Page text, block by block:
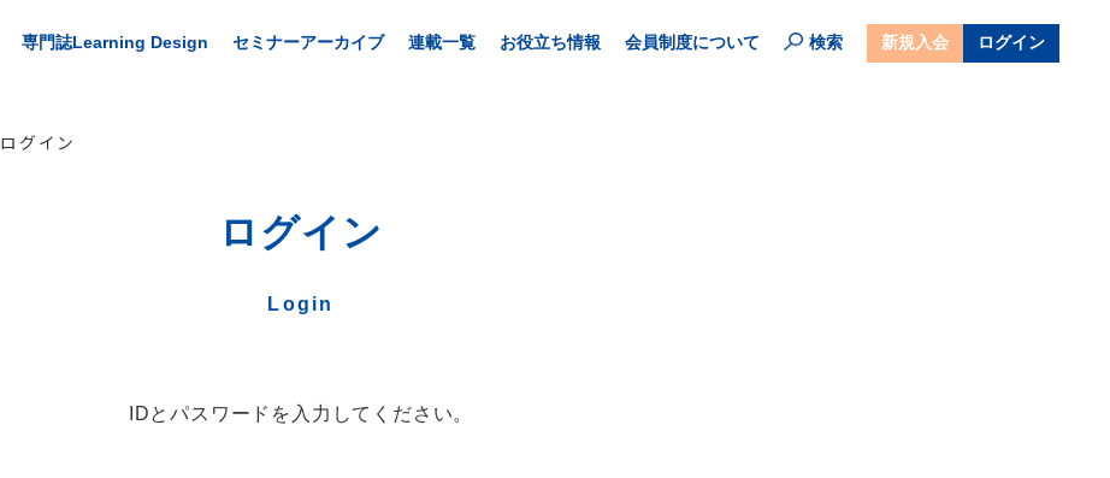
専門誌Learning Design セミナーアーカイブ 連載一覧 お役立ち情報 会員制度について 検索 新規入会 ログイン
ログイン
ログイン
Login
IDとパスワードを入力してください。